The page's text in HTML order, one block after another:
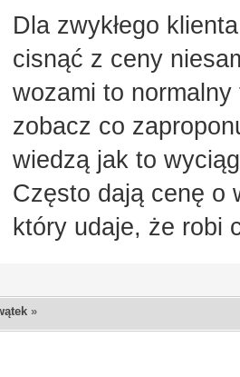
Dla zwykłego
cisnąć z ceny
wozami to
zobacz co
wiedzą jak to
Często dają cenę o
który udaje, że robi
»